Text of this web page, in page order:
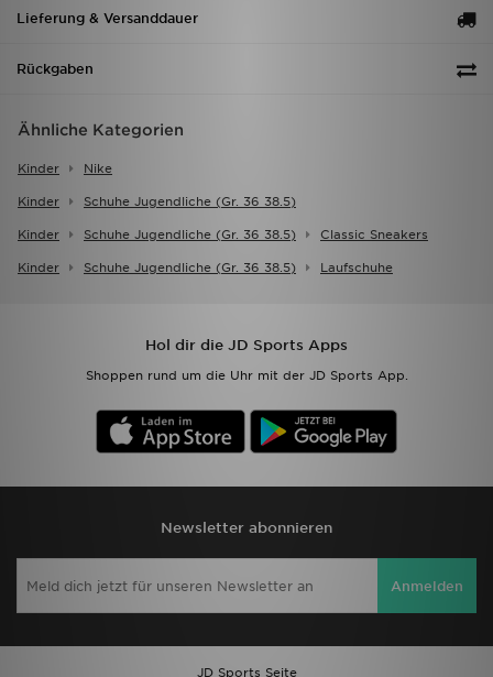
Lieferung & Versanddauer
Rückgaben
Ähnliche Kategorien
Kinder Nike
Kinder Schuhe Jugendliche (gr. 36 38.5)
Kinder Schuhe Jugendliche (gr. 36 38.5) Classic Sneakers
Kinder Schuhe Jugendliche (gr. 36 38.5) Laufschuhe
Hol dir die JD Sports Apps
Shoppen rund um die Uhr mit der JD Sports App.
Newsletter abonnieren
Anmelden
JD Sports Seite